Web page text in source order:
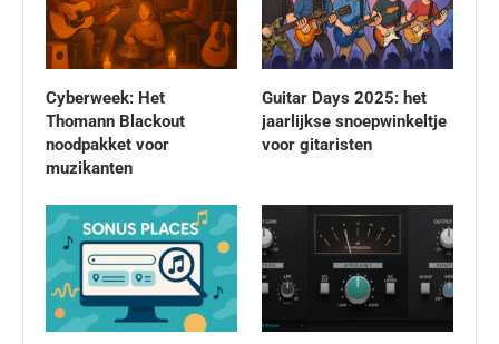
Cyberweek: Het
Thomann Blackout
noodpakket voor
muzikanten
Guitar Days 2025: het
jaarlijkse snoepwinkeltje
voor gitaristen